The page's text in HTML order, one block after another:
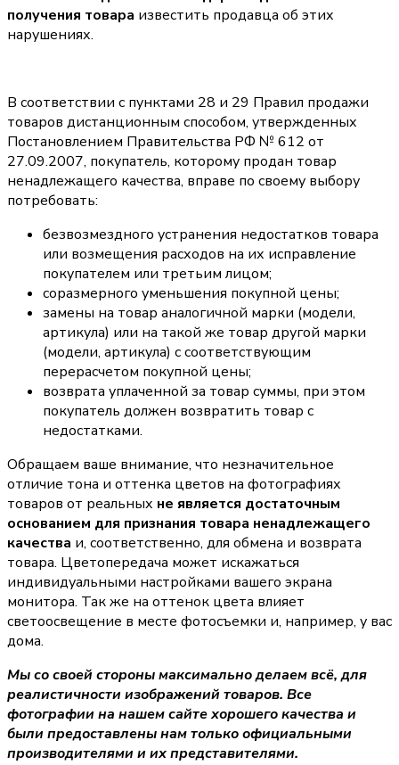
получения товара известить продавца об этих
нарушениях.
В соответствии с пунктами 28 и 29 Правил продажи
товаров дистанционным способом, утвержденных
Постановлением Правительства РФ № 612 от
27.09.2007, покупатель, которому продан товар
ненадлежащего качества, вправе по своему выбору
потребовать:
безвозмездного устранения недостатков товара
или возмещения расходов на их исправление
покупателем или третьим лицом;
соразмерного уменьшения покупной цены;
замены на товар аналогичной марки (модели,
артикула) или на такой же товар другой марки
(модели, артикула) с соответствующим
перерасчетом покупной цены;
возврата уплаченной за товар суммы, при этом
покупатель должен возвратить товар с
недостатками.
Обращаем ваше внимание, что незначительное
отличие тона и оттенка цветов на фотографиях
товаров от реальных не является достаточным
основанием для признания товара ненадлежащего
качества и, соответственно, для обмена и возврата
товара. Цветопередача может искажаться
индивидуальными настройками вашего экрана
монитора. Так же на оттенок цвета влияет
светоосвещение в месте фотосъемки и, например, у вас
дома.
Мы со своей стороны максимально делаем всё, для
реалистичности изображений товаров. Все
фотографии на нашем сайте хорошего качества и
были предоставлены нам только официальными
производителями и их представителями.